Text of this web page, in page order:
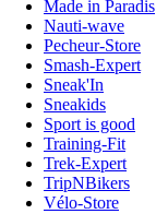
Made in Paradis
Nauti-wave
Pecheur-Store
Smash-Expert
Sneak'In
Sneakids
Sport is good
Training-Fit
Trek-Expert
TripNBikers
Vélo-Store